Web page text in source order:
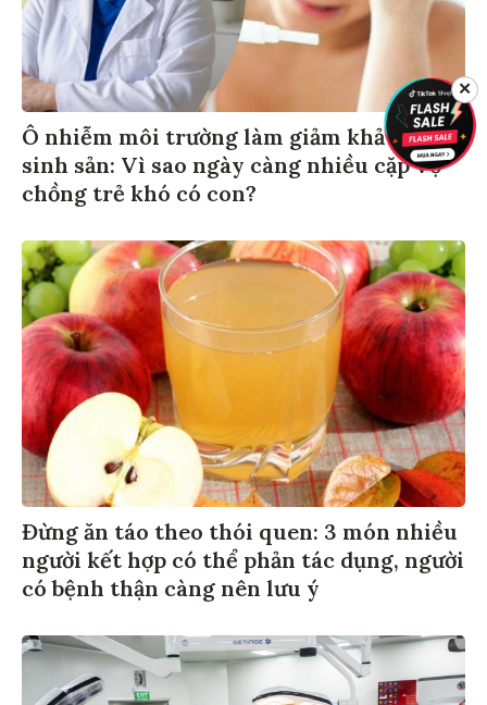
Ô nhiễm môi trường làm giảm khả năng
sinh sản: Vì sao ngày càng nhiều cặp vợ
chồng trẻ khó có con?
Đừng ăn táo theo thói quen: 3 món nhiều
người kết hợp có thể phản tác dụng, người
có bệnh thận càng nên lưu ý
✕